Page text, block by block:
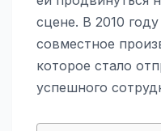
сцене. В 2010
совместное
которое стало
успешного